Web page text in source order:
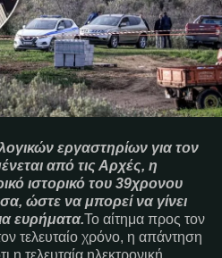
εργαστηρίων για τον
από τις Αρχές, η
ιστορικό του 39χρονου
ώστε να μπορεί να γίνει
ευρήματα.Το αίτημα προς τον
τελευταίο χρόνο, η απάντηση
η τελευταία ηλεκτρονική